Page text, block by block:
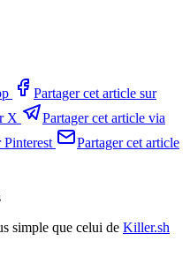
Partager cet article sur
X
Partager cet article via
Pinterest
Partager cet article